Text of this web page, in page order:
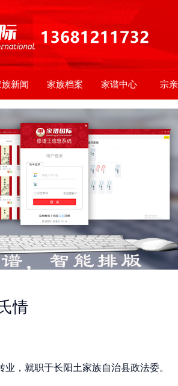
新闻 家族档案 家谱中心 宗
情
，就职于长阳土家族自治县政法委。